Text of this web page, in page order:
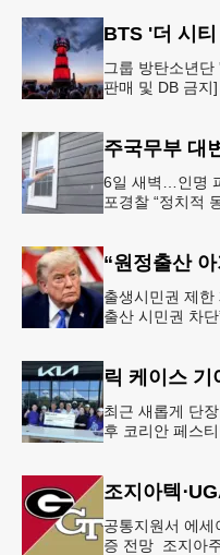
그룹 방탄소년
판매 및 DB 금지
주국무부 대
6일 새벽…인명
포경찰 “정치적
출생시민권 제한
출산 시민권 차단
최근 새롭게 단
후 코리안 페스
공통지원서 에
증 전망 조지아